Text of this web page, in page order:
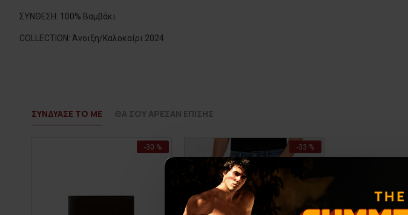
ΣΥΝΘΕΣΗ: 100% Βαμβάκι
COLLECTION: Άνοιξη/Καλοκαίρι 2024
ΣΥΝΔΥΑΣΕ ΤΟ ΜΕ ΘΑ ΣΟΥ ΑΡΕΣΑΝ ΕΠΙΣΗΣ
-30 % -33 %